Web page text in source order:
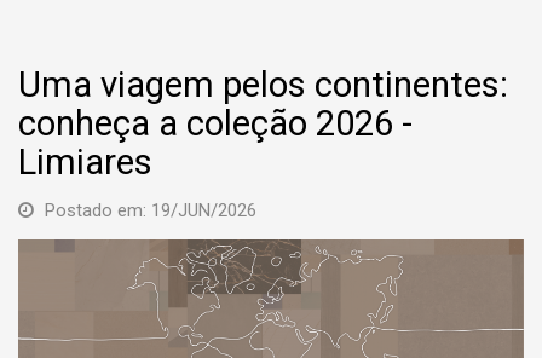
Uma viagem pelos continentes:
conheça a coleção 2026 -
Limiares
Postado em: 19/JUN/2026